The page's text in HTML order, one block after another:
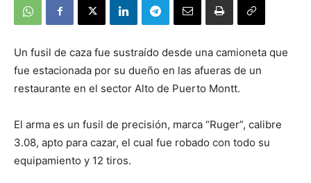
Un fusil de caza fue sustraído desde una camioneta que
fue estacionada por su dueño en las afueras de un
restaurante en el sector Alto de Puerto Montt.
El arma es un fusil de precisión, marca “Ruger”, calibre
3.08, apto para cazar, el cual fue robado con todo su
equipamiento y 12 tiros.